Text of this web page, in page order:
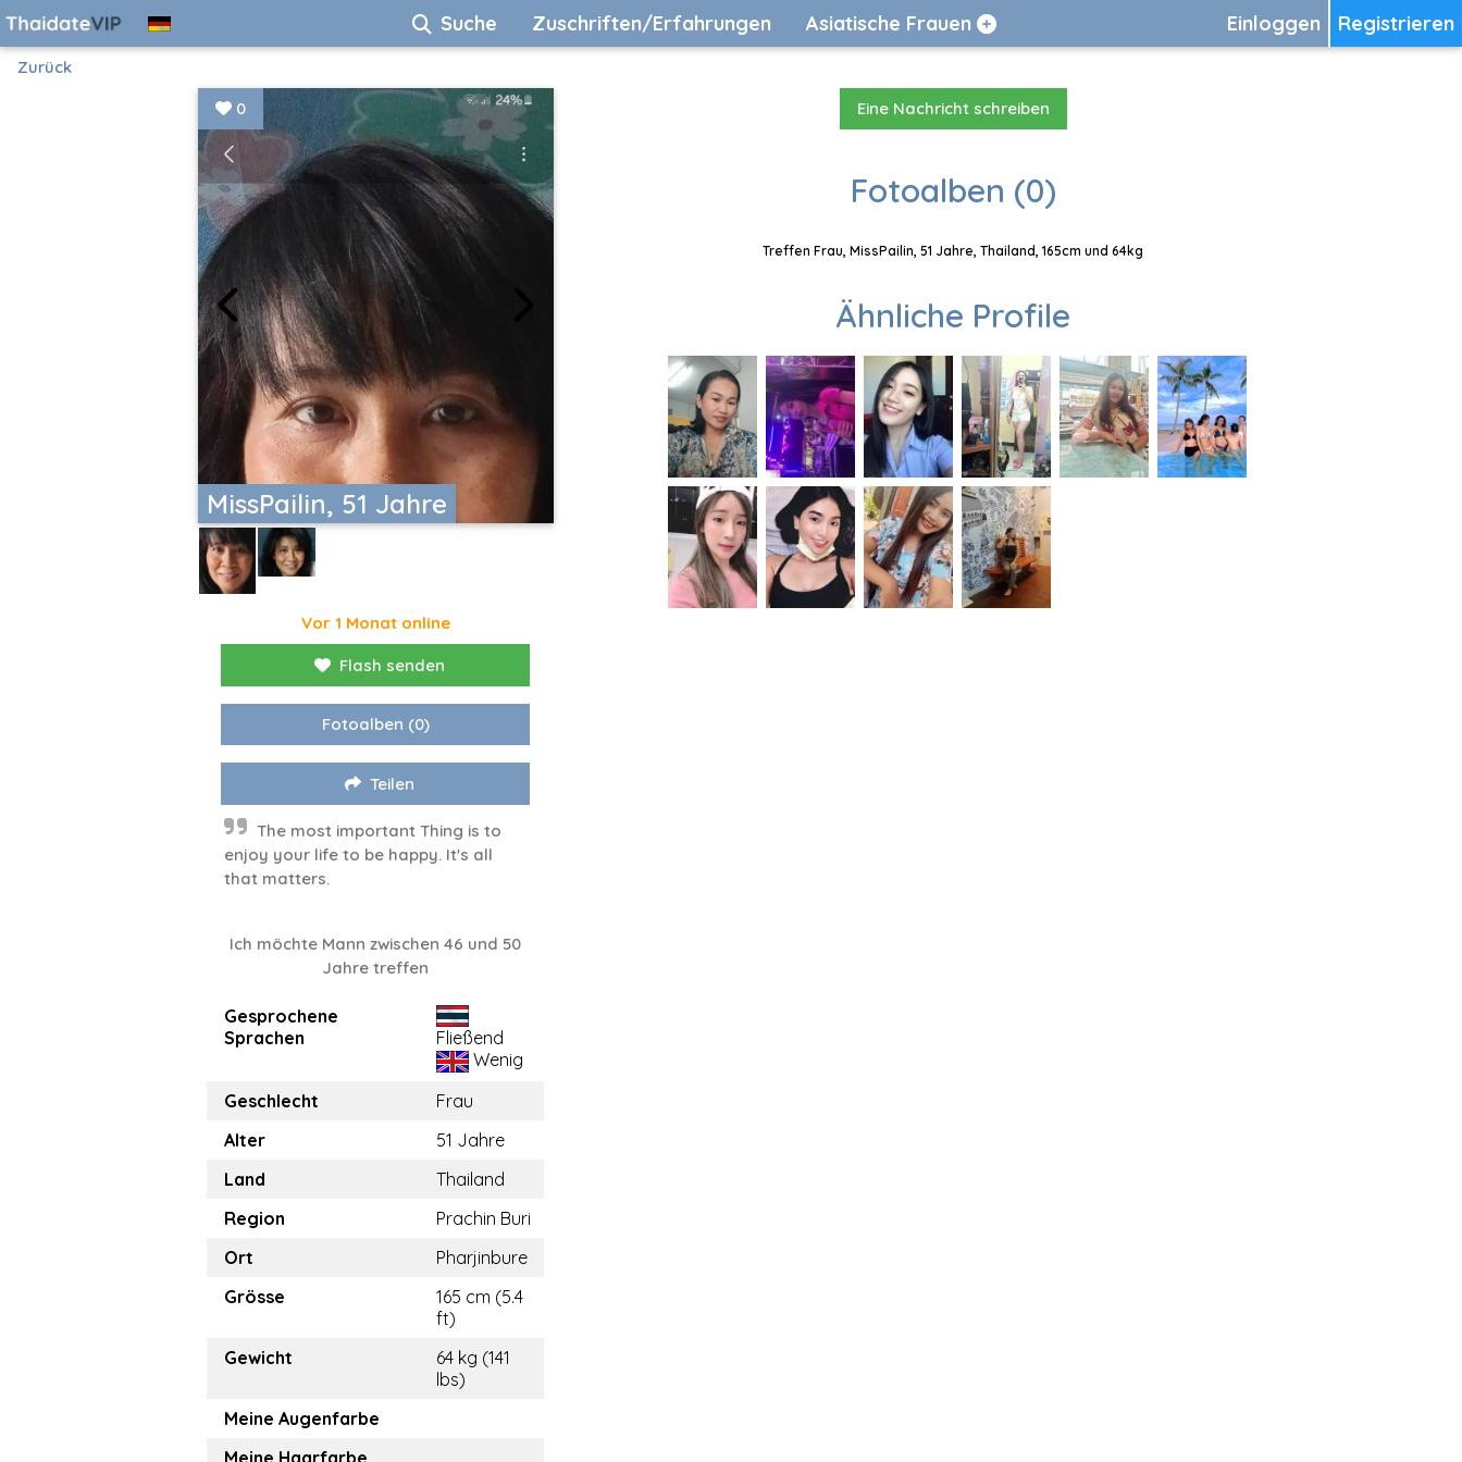
Registrieren
Einloggen
Suche Zuschriften/Erfahrungen Asiatische Frauen
Zurück
MissPailin, 51 Jahre
0
Vor 1 Monat online
Flash senden
Fotoalben (0)
Teilen
The most important Thing is to
enjoy your life to be happy. It's all
that matters.
Ich möchte Mann zwischen 46 und 50
Jahre treffen
Gesprochene
Sprachen
Fließend
Wenig
Geschlecht
Frau
Alter
51 Jahre
Land
Thailand
Region
Prachin Buri
Ort
Pharjinbure
Grösse
165 cm (5.4
ft)
Gewicht
64 kg (141
lbs)
Meine Augenfarbe
Eine Nachricht schreiben
Fotoalben (0)
Treffen Frau, MissPailin, 51 Jahre, Thailand, 165cm und 64kg
Ähnliche Profile